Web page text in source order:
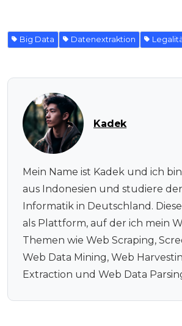
Big Data Datenextraktion
Kadek
Mein Name ist Kadek und ich
aus Indonesien und studiere
Informatik in Deutschland.
als Plattform, auf der ich mein
Themen wie Web Scraping,
Web Data Mining, Web
Extraction und Web Data